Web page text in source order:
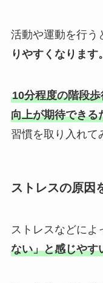
活動や運動を行う
りやすくなります。
10分程度の階段
向上が期待できる
習慣を取り入れて
ストレスの原因
ストレスなどによ
ない」と感じやす